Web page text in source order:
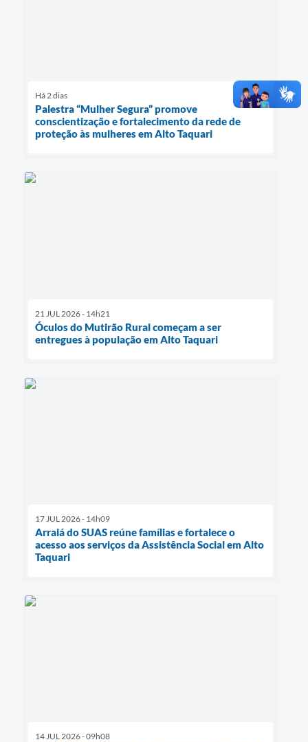
Há 2 dias
Palestra “Mulher Segura” promove
conscientização e fortalecimento da rede de
proteção às mulheres em Alto Taquari
21 JUL 2026 - 14h21
Óculos do Mutirão Rural começam a ser
entregues à população em Alto Taquari
17 JUL 2026 - 14h09
Arraiá do SUAS reúne famílias e fortalece o
acesso aos serviços da Assistência Social em Alto
Taquari
14 JUL 2026 - 09h08